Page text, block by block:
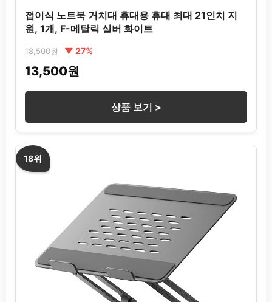
접이식 노트북 거치대 휴대용 휴대 최대 21인치 지
원, 1개, F-메탈릭 실버 화이트
18,500원 ▼ 27%
13,500원
상품 보기 >
18위